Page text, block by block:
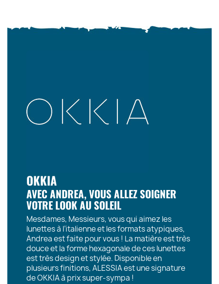
OKKIA
AVEC ANDREA, VOUS ALLEZ SOIGNER
VOTRE LOOK AU SOLEIL
Mesdames, Messieurs, vous qui aimez les
lunettes à l’italienne et les formats atypiques,
Andrea est faite pour vous ! La matière est très
douce et la forme hexagonale de ces lunettes
est très design et stylée. Disponible en
plusieurs finitions, ALESSIA est une signature
de OKKIA à prix super-sympa !